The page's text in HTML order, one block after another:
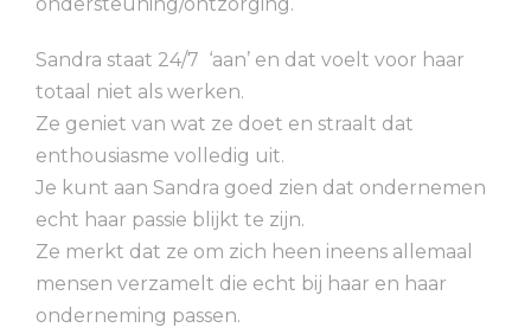
Sandra staat 24/7 ‘aan’ en dat voelt voor haar
totaal niet als werken.
Ze geniet van wat ze doet en straalt dat
enthousiasme volledig uit.
Je kunt aan Sandra goed zien dat ondernemen
echt haar passie blijkt te zijn.
Ze merkt dat ze om zich heen ineens allemaal
mensen verzamelt die echt bij haar en haar
onderneming passen.